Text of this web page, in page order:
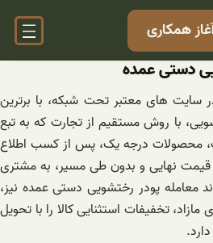
همکاری
دستی عمده
سایت های معتبر تحت شبکه، با برترین
با روش مستقیم از تجارت که به تبع
محصولات درجه یک، پس از کسب اطلاع
قیمت نهایی و بدون طی مسیر، به مشتری
معامله پودر رختشویی دستی عمده نیز،
تخفیفات استثنایی کالا را با تحویل